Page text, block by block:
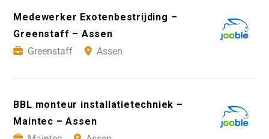
Medewerker Exotenbestrijding –
Greenstaff – Assen
Greenstaff
Assen
BBL monteur installatietechniek –
Maintec – Assen